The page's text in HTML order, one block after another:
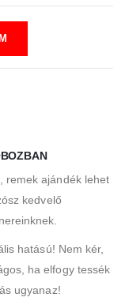
remek ajándék lehet
kedvelő
hatású! Nem kér,
ha elfogy tessék
ugyanaz!